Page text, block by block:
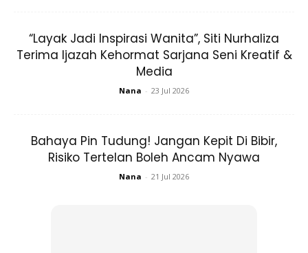
“Layak Jadi Inspirasi Wanita”, Siti Nurhaliza
Terima Ijazah Kehormat Sarjana Seni Kreatif &
Media
Nana - 23 Jul 2026
Bahaya Pin Tudung! Jangan Kepit Di Bibir,
Risiko Tertelan Boleh Ancam Nyawa
Nana - 21 Jul 2026